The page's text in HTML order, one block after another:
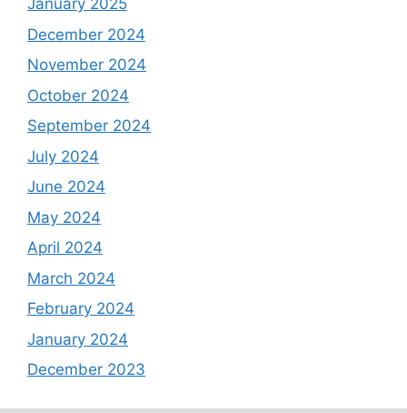
January 2025
December 2024
November 2024
October 2024
September 2024
July 2024
June 2024
May 2024
April 2024
March 2024
February 2024
January 2024
December 2023